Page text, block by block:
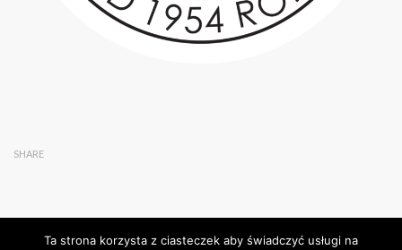
SHARE
Ta strona korzysta z ciasteczek aby świadczyć usługi na